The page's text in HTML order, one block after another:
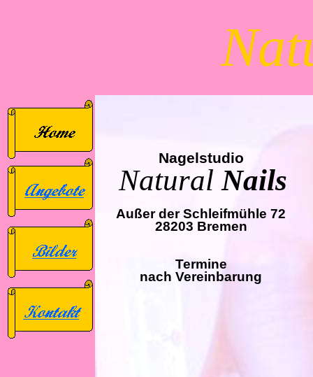
Nagelstudio
Natural Nails
Außer der Schleifmühle 72
28203 Bremen
Termine
nach Vereinbarung